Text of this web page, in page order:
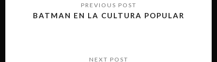
BATMAN EN LA CULTURA POPULAR